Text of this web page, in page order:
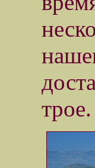
трое.